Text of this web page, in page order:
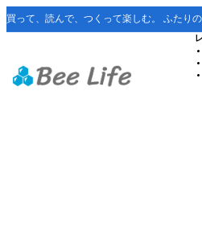
買って、読んで、つくって楽しむ。 ふたり